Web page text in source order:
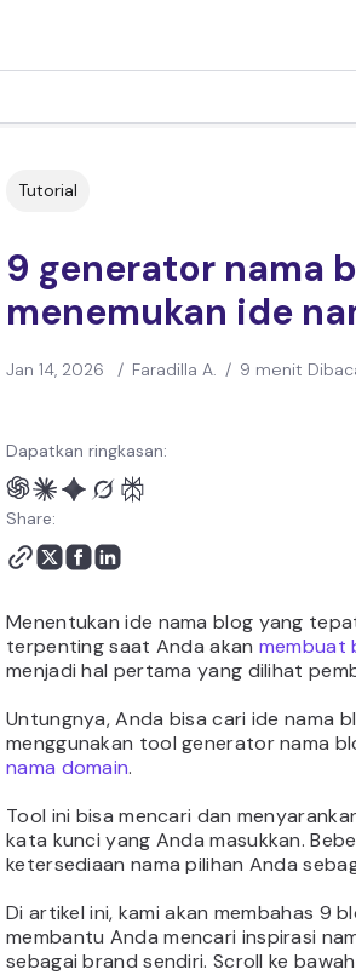
Tutorial
9 generator nama
menemukan ide
Jan 14, 2026 / Faradilla A. / 9 menit
Dapatkan ringkasan:
Share:
Menentukan ide nama blog yang
terpenting saat Anda akan membuat
menjadi hal pertama yang dilihat
Untungnya, Anda bisa cari ide nama
menggunakan tool generator nama
nama domain.
Tool ini bisa mencari dan
kata kunci yang Anda masukkan.
ketersediaan nama pilihan Anda
Di artikel ini, kami akan membahas 9
membantu Anda mencari inspirasi
sebagai brand sendiri. Scroll ke